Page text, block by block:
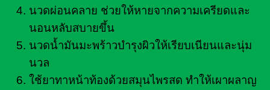
นวดผ่อนคลาย ช่วยให้หายจากความเครียดและ
นอนหลับสบายขึ้น
นวดน้ำมันมะพร้าวบำรุงผิวให้เรียบเนียนและนุ่ม
นวล
ใช้ยาทาหน้าท้องด้วยสมุนไพรสด ทำให้เผาผลาญ